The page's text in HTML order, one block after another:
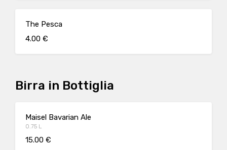
The Pesca
4.00 €
Birra in Bottiglia
Maisel Bavarian Ale
0.75 L
15.00 €